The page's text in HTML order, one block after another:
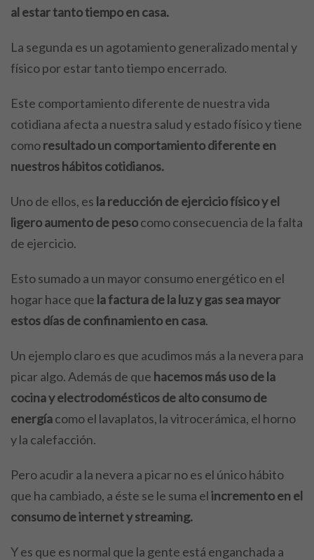
al estar tanto tiempo en casa.
La segunda es un agotamiento generalizado mental y
físico por estar tanto tiempo encerrado.
Este comportamiento diferente de nuestra vida
cotidiana afecta a nuestra salud y estado físico y tiene
comoresultado un comportamiento diferente en
nuestros hábitos cotidianos.
Uno de ellos, es la reducción de ejercicio físico y el
ligero aumento de pesocomo consecuencia de la falta
de ejercicio.
Esto sumado a un mayor consumo energético en el
hogar hace que la factura de la luz y gas sea mayor
estos días de confinamiento en casa.
Un ejemplo claro es que acudimos más a la nevera para
picar algo. Además de que hacemos más uso de la
cocina y electrodomésticos de alto consumo de
energíacomo el lavaplatos, la vitrocerámica, el horno
y la calefacción.
Pero acudir a la nevera a picar no es el único hábito
que ha cambiado, a éste se le suma elincremento en el
consumo de internet y streaming.
Y es que es normal que la gente está enganchada a